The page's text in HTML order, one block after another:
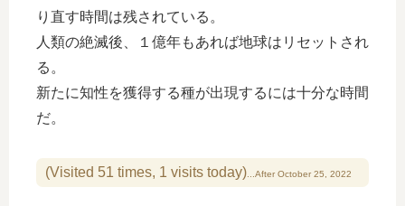
り直す時間は残されている。
人類の絶滅後、１億年もあれば地球はリセットされ
る。
新たに知性を獲得する種が出現するには十分な時間
だ。
(Visited 51 times, 1 visits today)